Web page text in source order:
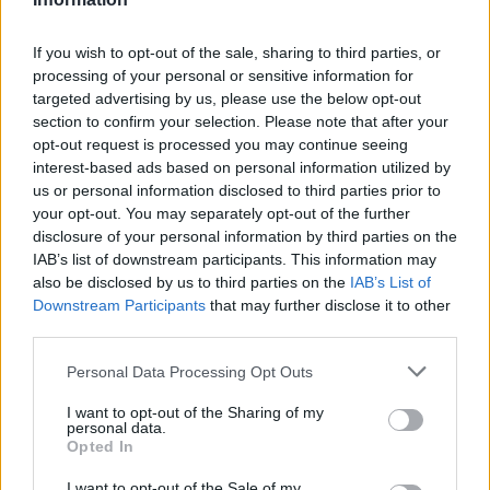
If you wish to opt-out of the sale, sharing to third parties, or
processing of your personal or sensitive information for
targeted advertising by us, please use the below opt-out
section to confirm your selection. Please note that after your
opt-out request is processed you may continue seeing
interest-based ads based on personal information utilized by
us or personal information disclosed to third parties prior to
your opt-out. You may separately opt-out of the further
disclosure of your personal information by third parties on the
IAB’s list of downstream participants. This information may
also be disclosed by us to third parties on the IAB’s List of
Downstream Participants that may further disclose it to other
Personal Data Processing Opt Outs
I want to opt-out of the Sharing of my
personal data.
Opted In
Ver perfil
@musicapuntocom Ver perfil